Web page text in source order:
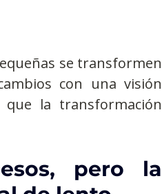
se transformen
con una visión
la transformación
pero la